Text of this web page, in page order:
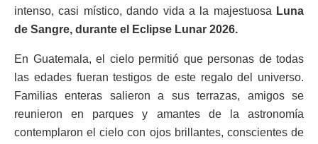
intenso, casi místico, dando vida a la majestuosa Luna
de Sangre, durante el Eclipse Lunar 2026.
En Guatemala, el cielo permitió que personas de todas
las edades fueran testigos de este regalo del universo.
Familias enteras salieron a sus terrazas, amigos se
reunieron en parques y amantes de la astronomía
contemplaron el cielo con ojos brillantes, conscientes de